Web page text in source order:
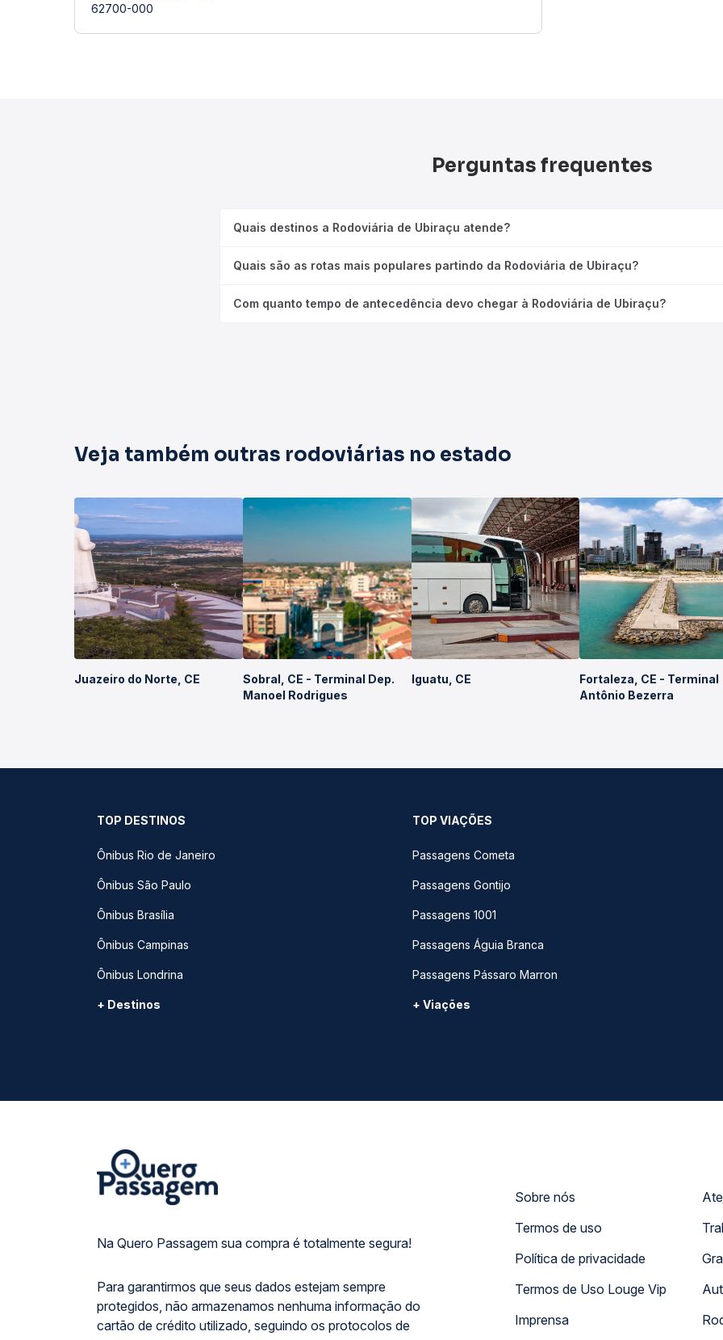
62700-000
Perguntas frequentes
Quais destinos a Rodoviária de Ubiraçu atende?
Quais são as rotas mais populares partindo da Rodoviária de Ubiraçu?
Com quanto tempo de antecedência devo chegar à Rodoviária de Ubiraçu?
Veja também outras rodoviárias no estado
Juazeiro do Norte, CE
Sobral, CE - Terminal Dep.
Manoel Rodrigues
Iguatu, CE
Fortaleza, CE - Terminal
Antônio Bezerra
TOP DESTINOS
Ônibus Rio de Janeiro
Ônibus São Paulo
Ônibus Brasília
Ônibus Campinas
Ônibus Londrina
+ Destinos
TOP VIAÇÕES
Passagens Cometa
Passagens Gontijo
Passagens 1001
Passagens Águia Branca
Passagens Pássaro Marron
+ Viações
Na Quero Passagem sua compra é totalmente segura!
Para garantirmos que seus dados estejam sempre
protegidos, não armazenamos nenhuma informação do
cartão de crédito utilizado, seguindo os protocolos de
Sobre nós
Termos de uso
Política de privacidade
Termos de Uso Louge Vip
Imprensa